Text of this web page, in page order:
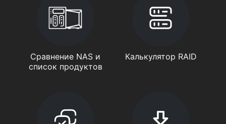
Сравнение NAS и
список продуктов
Калькулятор RAID